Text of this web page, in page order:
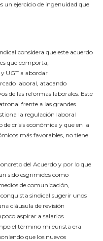
un ejercicio de ingenuidad que
considera que este acuerdo
que comporta,
UGT a abordar
laboral, atacando
de las reformas laborales. Este
frente a las grandes
la regulación laboral
crisis económica y que en la
más favorables, no tiene
del Acuerdo y por lo que
sido esgrimidos como
de comunicación,
sindical sugerir unos
cláusula de revisión
aspirar a salarios
el término mileurista era
que los nuevos